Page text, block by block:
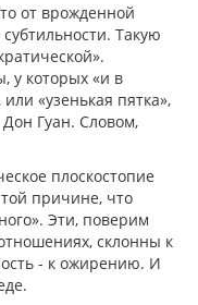
от врожденной
Такую
у которых «и в
«узенькая пятка»,
Гуан. Словом,
плоскостопие
причине, что
Эти, поверим
склонны к
- к ожирению. И